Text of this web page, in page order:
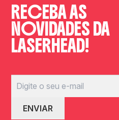
RECEBA AS
NOVIDADES DA
LASERHEAD!